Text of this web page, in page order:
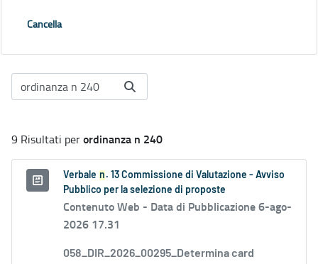
Cancella
9 Risultati perordinanza n 240
Verbale n . 13 Commissione di Valutazione - Avviso
Pubblico per la selezione di proposte
Contenuto Web - Data di Pubblicazione 6-ago-
2026 17.31
058_DIR_2026_00295_Determina card